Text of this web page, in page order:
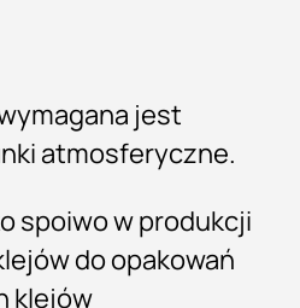
jest
atmosferyczne.
spoiwo w produkcji
do opakowań
klejów